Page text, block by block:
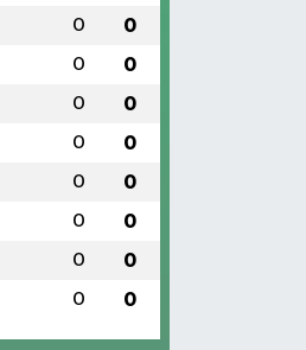
0 0
0 0
0 0
0 0
0 0
0 0
0 0
0 0